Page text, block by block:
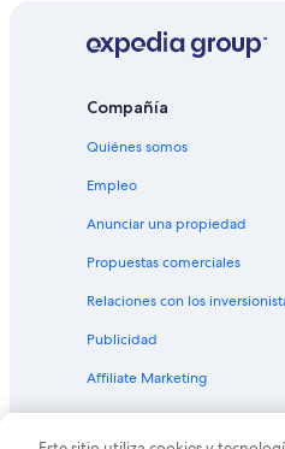
Compañía
Quiénes somos
Empleo
Anunciar una propiedad
Propuestas comerciales
Relaciones con los
Publicidad
Affiliate Marketing